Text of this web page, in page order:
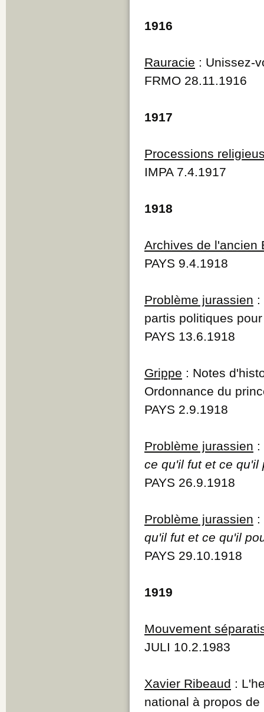
1916
Rauracie : Unissez-
FRMO 28.11.1916
1917
Processions
IMPA 7.4.1917
1918
Archives de l'ancien
PAYS 9.4.1918
Problème jurassien :
partis politiques
PAYS 13.6.1918
Grippe : Notes
Ordonnance du
PAYS 2.9.1918
Problème jurassien :
ce qu'il fut et ce qu'il
PAYS 26.9.1918
Problème jurassien :
qu'il fut et ce qu'il
PAYS 29.10.1918
1919
Mouvement
JULI 10.2.1983
Xavier Ribeaud :
national à propos